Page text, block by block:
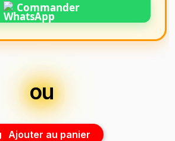
Commander
ou
Ajouter au panier